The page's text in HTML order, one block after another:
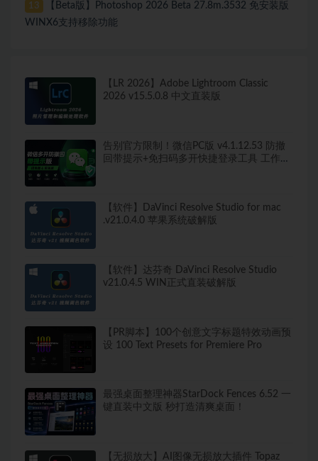
13
【Beta版】Photoshop 2026 Beta 27.8m.3532 免安装版
WINX6支持移除功能
【LR 2026】Adobe Lightroom Classic
2026 v15.5.0.8 中文直装版
告别官方限制！微信PC版 v4.1.12.53 防撤
回带提示+免扫码多开快捷登录工具 工作生
【软件】DaVinci Resolve Studio for mac
.v21.0.4.0 苹果系统破解版
【软件】达芬奇 DaVinci Resolve Studio
v21.0.4.5 WIN正式直装破解版
【PR脚本】100个创意文字标题特效动画预
设 100 Text Presets for Premiere Pro
最强桌面整理神器StarDock Fences 6.52 一
键直装中文版 秒打造清爽桌面！
【无损放大】AI图像无损放大插件 Topaz